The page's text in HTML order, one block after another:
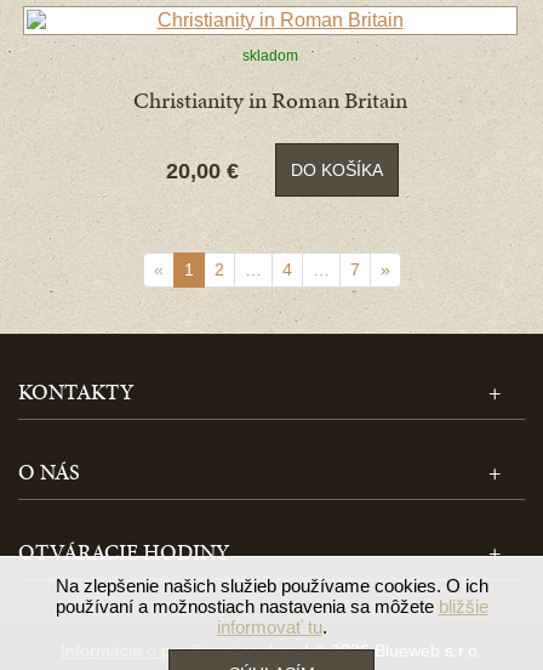
skladom
Christianity in Roman Britain
20,00 € DO KOŠÍKA
« 1 2 … 4 … 7 »
KONTAKTY
O NÁS
OTVÁRACIE HODINY
Informácie o používaní cookies| © 2026 Blueweb s.r.o.
Na zlepšenie našich služieb používame cookies. O ich
používaní a možnostiach nastavenia sa môžete bližšie
informovať tu.